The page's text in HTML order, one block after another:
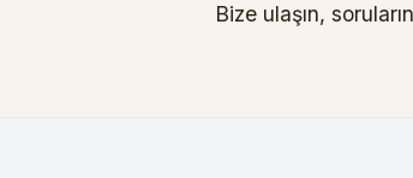
Bize ulaşın,